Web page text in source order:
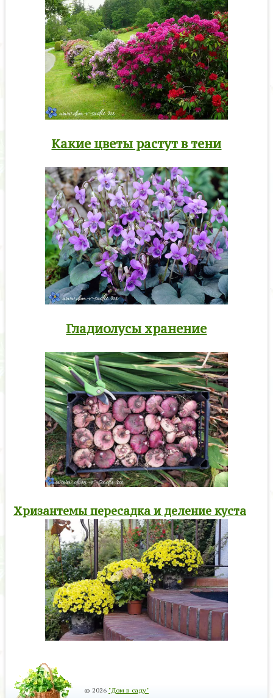
Какие цветы растут в тени
Гладиолусы хранение
Хризантемы пересадка и деление куста
© 2026 "Дом в саду"